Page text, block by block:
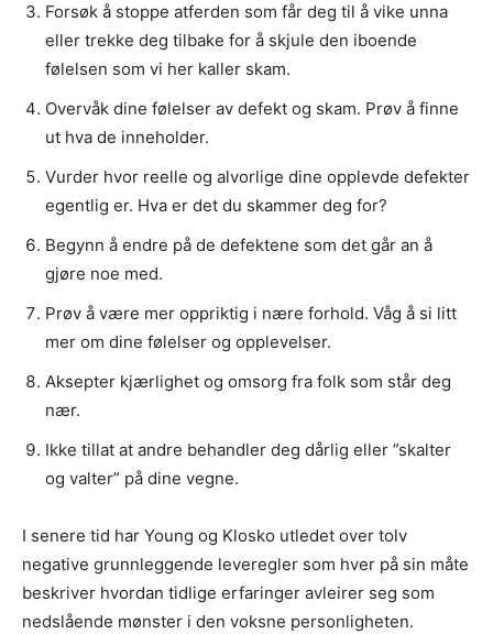
Forsøk å stoppe atferden som får deg til å vike unna
eller trekke deg tilbake for å skjule den iboende
følelsen som vi her kaller skam.
Overvåk dine følelser av defekt og skam. Prøv å finne
ut hva de inneholder.
Vurder hvor reelle og alvorlige dine opplevde defekter
egentlig er. Hva er det du skammer deg for?
Begynn å endre på de defektene som det går an å
gjøre noe med.
Prøv å være mer oppriktig i nære forhold. Våg å si litt
mer om dine følelser og opplevelser.
Aksepter kjærlighet og omsorg fra folk som står deg
nær.
Ikke tillat at andre behandler deg dårlig eller ”skalter
og valter” på dine vegne.
I senere tid har Young og Klosko utledet over tolv
negative grunnleggende leveregler som hver på sin måte
beskriver hvordan tidlige erfaringer avleirer seg som
nedslående mønster i den voksne personligheten.